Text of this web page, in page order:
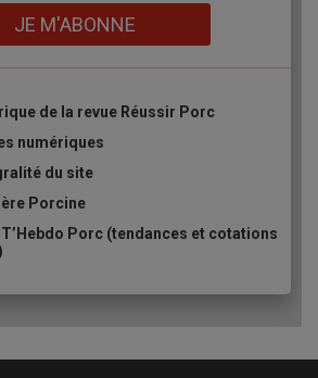
JE M'ABONNE
de la revue Réussir Porc
numériques
du site
Porcine
Porc (tendances et cotations